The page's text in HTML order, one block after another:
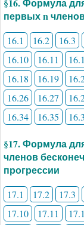
первых n
16.1 16.2 16.3
16.10
16.11
16.18
16.19
16.26
16.27
16.34
16.35
§17. Формула
членов
прогрессии
17.1 17.2 17.3
17.10
17.11